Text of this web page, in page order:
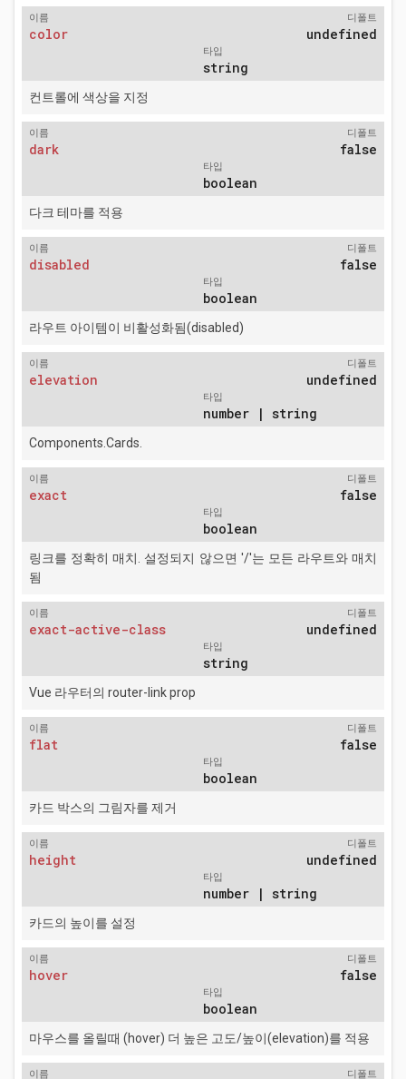
이름
color
디폴트
undefined
타입
string
컨트롤에 색상을 지정
이름
dark
디폴트
false
타입
boolean
다크 테마를 적용
이름
disabled
디폴트
false
타입
boolean
라우트 아이템이 비활성화됨(disabled)
이름
elevation
디폴트
undefined
타입
number | string
Components.Cards.
이름
exact
디폴트
false
타입
boolean
링크를 정확히 매치. 설정되지 않으면 '/'는 모든 라우트와 매치
됨
이름
exact-active-class
디폴트
undefined
타입
string
Vue 라우터의 router-link prop
이름
flat
디폴트
false
타입
boolean
카드 박스의 그림자를 제거
이름
height
디폴트
undefined
타입
number | string
카드의 높이를 설정
이름
hover
디폴트
false
타입
boolean
마우스를 올릴때 (hover) 더 높은 고도/높이(elevation)를 적용
이름 디폴트